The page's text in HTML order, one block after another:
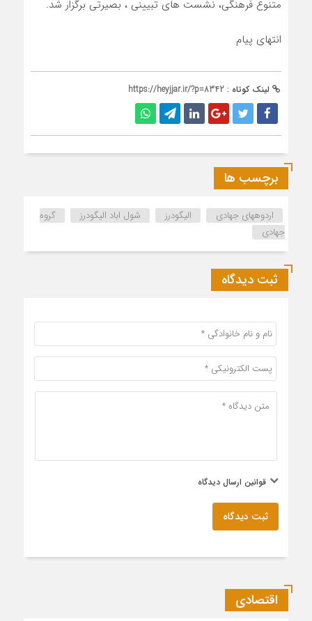
متنوع فرهنگی، نشست های تبیینی ، بصیرتی برگزار شد.
انتهای پیام
لینک کوتاه : https://heyjjar.ir/?p=8342
برچسب ها
اردوههای جهادی الیگودرز شول اباد الیگودرز
گروه
جهادی
ثبت دیدگاه
قوانین ارسال دیدگاه
ثبت دیدگاه
اقتصادی